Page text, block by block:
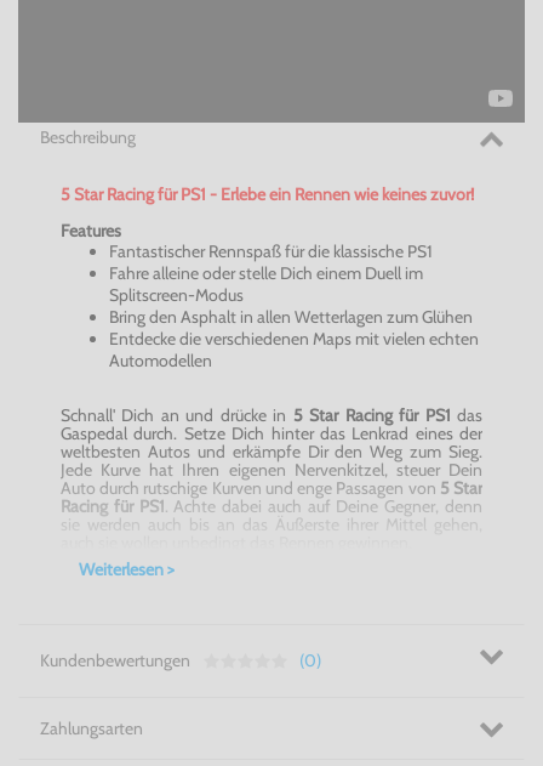
Beschreibung
5 StarRacingfür PS1 - Erlebe ein Rennen wie keines zuvor!
Features
Fantastischer Rennspaß für die klassische PS1
Fahre alleine oder stelle Dich einem Duell im
Splitscreen-Modus
Bring den Asphalt in allen Wetterlagen zum Glühen
Entdecke die verschiedenen Maps mit vielen echten
Automodellen
Schnall' Dich an und drücke in 5 Star Racingfür PS1 das
Gaspedal durch. Setze Dich hinter das Lenkrad eines der
weltbesten Autos und erkämpfe Dir den Weg zum Sieg.
Jede Kurve hat Ihren eigenen Nervenkitzel, steuer Dein
Auto durch rutschige Kurven und enge Passagen von 5 Star
Racing für PS1. Achte dabei auch auf Deine Gegner, denn
sie werden auch bis an das Äußerste ihrer Mittel gehen,
Schnall' Dich besser an! - 5 Star
Weiterlesen >
Kundenbewertungen (0)
Zahlungsarten